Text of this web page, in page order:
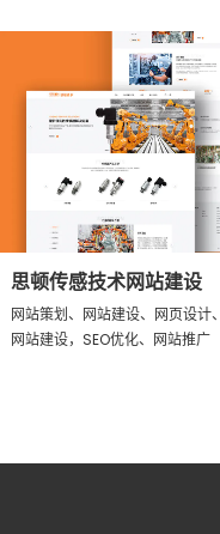
思顿传感技术网站建设
网站策划、网站建设、网页设计
网站建设，SEO优化、网站推广